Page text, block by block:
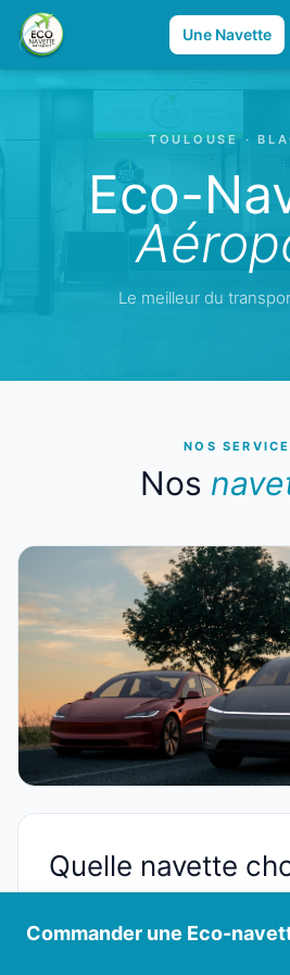
Une Navette
TOULOUSE ·
Eco-
Le meilleur du
NOS
Nos
Quelle navette
Standard
Délai de prise en charge de 0
Commander une Eco-